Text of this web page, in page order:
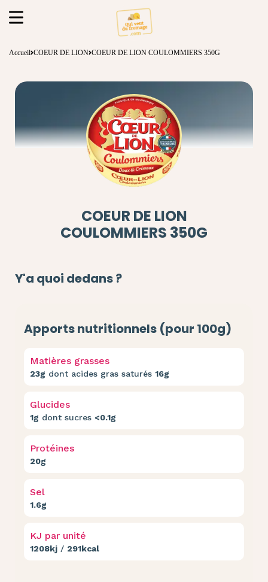
Accueil COEUR DE LION COEUR DE LION COULOMMIERS 350G
COEUR DE LION
COULOMMIERS 350G
Y'a quoi dedans ?
Apports nutritionnels (pour 100g)
Matières grasses
23g dont acides gras saturés 16g
Glucides
1g dont sucres <0.1g
Protéines
20g
Sel
1.6g
KJ par unité
1208kj / 291kcal